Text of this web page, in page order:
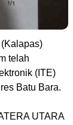
telah
(ITE)
Batu Bara.
UTARA